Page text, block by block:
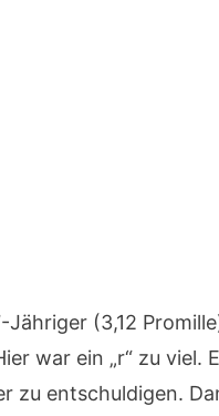
(3,12
war ein „r“ zu viel.
zu entschuldigen.